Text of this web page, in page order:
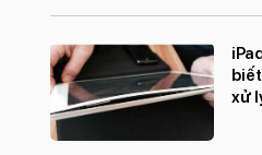
Smart HDR 3
Retina Flash
Quay video HD
Quay video Full HD
xử